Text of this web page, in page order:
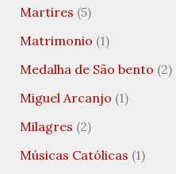
Martires (5)
Matrimonio (1)
Medalha de São bento (2)
Miguel Arcanjo (1)
Milagres (2)
Músicas Católicas (1)